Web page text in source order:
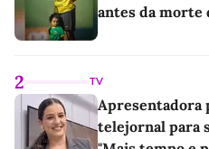
antes da morte
2 TV
Apresentadora
telejornal para